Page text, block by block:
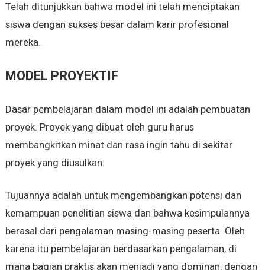
Telah ditunjukkan bahwa model ini telah menciptakan
siswa dengan sukses besar dalam karir profesional
mereka.
MODEL PROYEKTIF
Dasar pembelajaran dalam model ini adalah pembuatan
proyek. Proyek yang dibuat oleh guru harus
membangkitkan minat dan rasa ingin tahu di sekitar
proyek yang diusulkan.
Tujuannya adalah untuk mengembangkan potensi dan
kemampuan penelitian siswa dan bahwa kesimpulannya
berasal dari pengalaman masing-masing peserta. Oleh
karena itu pembelajaran berdasarkan pengalaman, di
mana bagian praktis akan menjadi yang dominan, dengan